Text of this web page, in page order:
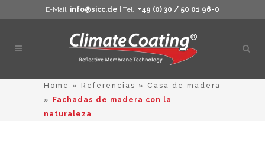
E-Mail: info@sicc.de | Tel.: +49 (0) 30 / 50 01 96-0
Abrir
Home » Referencias » Casa de madera
»
Fachadas de madera con la
naturaleza